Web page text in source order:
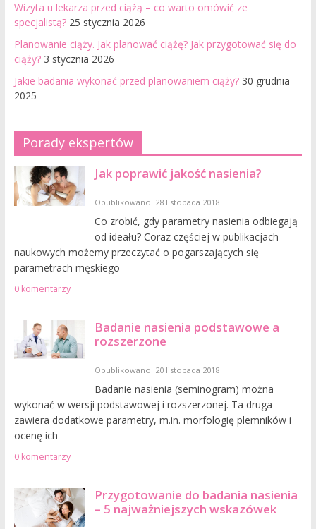
Wizyta u lekarza przed ciążą – co warto omówić ze
specjalistą? 25 stycznia 2026
Planowanie ciąży. Jak planować ciążę? Jak przygotować się do
ciąży? 3 stycznia 2026
Jakie badania wykonać przed planowaniem ciąży? 30 grudnia
2025
Porady ekspertów
Jak poprawić jakość nasienia?
Opublikowano: 28 listopada 2018
Co zrobić, gdy parametry nasienia odbiegają
od ideału? Coraz częściej w publikacjach
naukowych możemy przeczytać o pogarszających się
parametrach męskiego
0 komentarzy
Badanie nasienia podstawowe a
rozszerzone
Opublikowano: 20 listopada 2018
Badanie nasienia (seminogram) można
wykonać w wersji podstawowej i rozszerzonej. Ta druga
zawiera dodatkowe parametry, m.in. morfologię plemników i
ocenę ich
0 komentarzy
Przygotowanie do badania nasienia
– 5 najważniejszych wskazówek